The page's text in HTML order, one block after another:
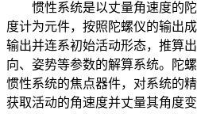
惯性系统是以丈量角速度的陀
度计为元件，按照陀螺仪的输出
输出并连系初始活动形态，推算
向、姿势等参数的解算系统。陀
惯性系统的焦点器件，对系统的
获取活动的角速度并丈量其角度